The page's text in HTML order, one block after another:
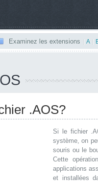
Examinez les extensions A
.AOS?
Si le fichier
système, on
souris ou le
Cette
applications
et installées